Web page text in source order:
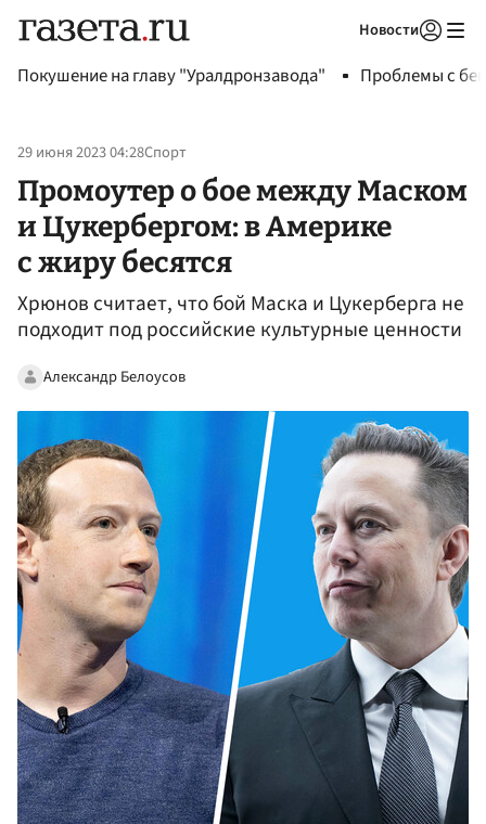
Новости
Покушение на главу "Уралдронзавода" Проблемы с
29 июня 2023 04:28Спорт
Промоутер о бое между Маском
и Цукербергом: в Америке
с жиру бесятся
Хрюнов считает, что бой Маска и Цукерберга не
подходит под российские культурные ценности
Александр Белоусов